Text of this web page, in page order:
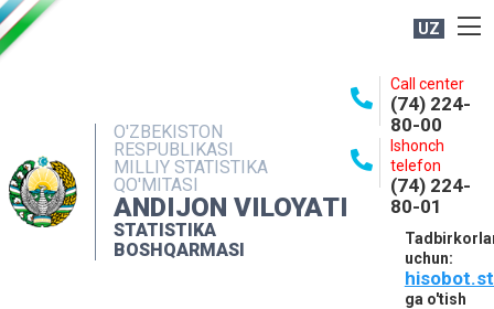
UZ
O'ZBEKISTON
RESPUBLIKASI
MILLIY STATISTIKA
QO'MITASI
ANDIJON VILOYATI
STATISTIKA
BOSHQARMASI
Call center
(74) 224-
80-00
Ishonch
telefon
(74) 224-
80-01
uchun:
ga o'tish
NASHRLAR
INTERAKTIV XIZMATLAR
MATBUOT XIZMATI
MUROJAATLAR